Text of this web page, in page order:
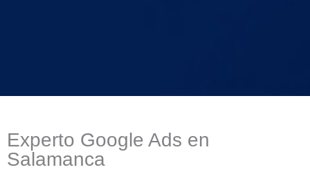
Experto Google Ads en
Salamanca